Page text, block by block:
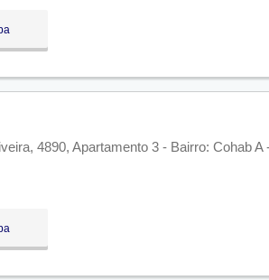
4890, Apartamento 3 - Bairro: Cohab